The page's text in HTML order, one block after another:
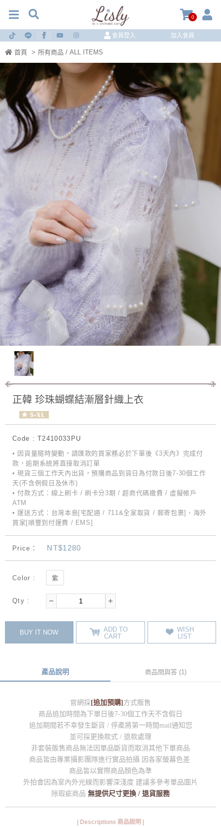
0
會員登入 加入會員
首頁 > 所有商品 / ALL ITEMS
正韓 珍珠蝴蝶結漸層針織上衣
Code : T2410033PU
• 因貨量隨時變動，請匯款的買家務必於下單後《3天內》完成付
款，逾期系統將直接取消訂單
• 現貨三個工作天內出貨，預購商品到貨日為付款日後7-30個工作
天(不含例假日及休市)
• 付款方式：線上刷卡 / 刷卡分3期 / 超商代碼繳費 / 虛擬帳戶
ATM
• 運送方式：台灣本島[宅配通 / 711&全家取貨 / 郵寄包裹]、海外
買家[順豐到付運費 / EMS]
Price： NT$1280
Color : 紫
Qty :
BUY IT NOW
ADD TO
CART
WISH
LIST
產品說明 商品問與答 (1)
官網採 [追加預購] 方式販售
商品追加時間為下單日後7-30個工作天不含假日
追加期間若不幸發生斷貨 / 停產將第一時間mail通知您
並可採更換款式 / 退款處理
非套裝販售商品無法因單品斷貨而取消其他下單商品
商品皆由專業攝影團隊進行實品拍攝 因各家螢幕色差
商品皆以實際商品顏色為準
外拍會因為室內外光線而影響深淺度 建議多參考單品圖片
除瑕疵商品 無提供尺寸更換 / 退貨服務
| Descriptions 商品說明 |